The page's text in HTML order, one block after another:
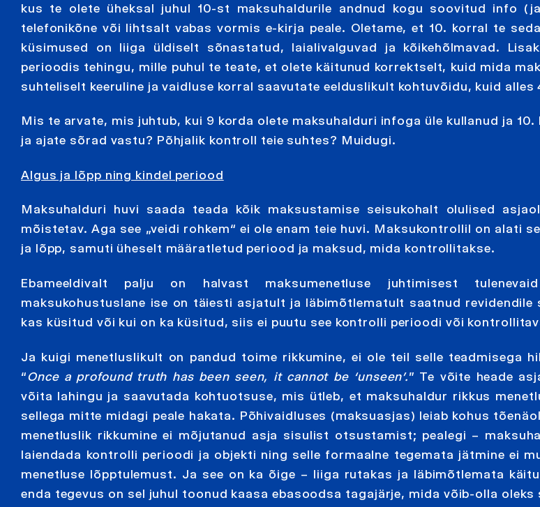
kus te olete üheksal juhul 10-st maksuhaldurile andnud kogu soovitud info
telefonikõne või lihtsalt vabas vormis e-kirja peale. Oletame, et 10. korral te
küsimused on liiga üldiselt sõnastatud, laialivalguvad ja kõikehõlmavad.
perioodis tehingu, mille puhul te teate, et olete käitunud korrektselt, kuid mida
suhteliselt keeruline ja vaidluse korral saavutate eelduslikult kohtuvõidu, kuid
Mis te arvate, mis juhtub, kui 9 korda olete maksuhalduri infoga üle kullanud ja
ja ajate sõrad vastu? Põhjalik kontroll teie suhtes? Muidugi.
Algus ja lõpp ning kindel periood
Maksuhalduri huvi saada teada kõik maksustamise seisukohalt olulised
mõistetav. Aga see „veidi rohkem“ ei ole enam teie huvi. Maksukontrollil on alati
ja lõpp, samuti üheselt määratletud periood ja maksud, mida kontrollitakse.
Ebameeldivalt palju on halvast maksumenetluse juhtimisest
maksukohustuslane ise on täiesti asjatult ja läbimõtlematult saatnud
kas küsitud või kui on ka küsitud, siis ei puutu see kontrolli perioodi või
Ja kuigi menetluslikult on pandud toime rikkumine, ei ole teil selle teadmisega
“Once a profound truth has been seen, it cannot be ‘unseen’.” Te võite heade
võita lahingu ja saavutada kohtuotsuse, mis ütleb, et maksuhaldur rikkus
sellega mitte midagi peale hakata. Põhivaidluses (maksuasjas) leiab kohus
menetluslik rikkumine ei mõjutanud asja sisulist otsustamist; pealegi –
laiendada kontrolli perioodi ja objekti ning selle formaalne tegemata jätmine ei
menetluse lõpptulemust. Ja see on ka õige – liiga rutakas ja läbimõtlemata
enda tegevus on sel juhul toonud kaasa ebasoodsa tagajärje, mida võib-olla oleks